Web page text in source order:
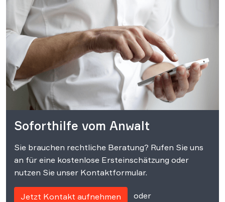
Soforthilfe vom Anwalt
Sie brauchen rechtliche Beratung? Rufen Sie uns
an für eine kostenlose Ersteinschätzung oder
nutzen Sie unser Kontaktformular.
Jetzt Kontakt aufnehmen oder